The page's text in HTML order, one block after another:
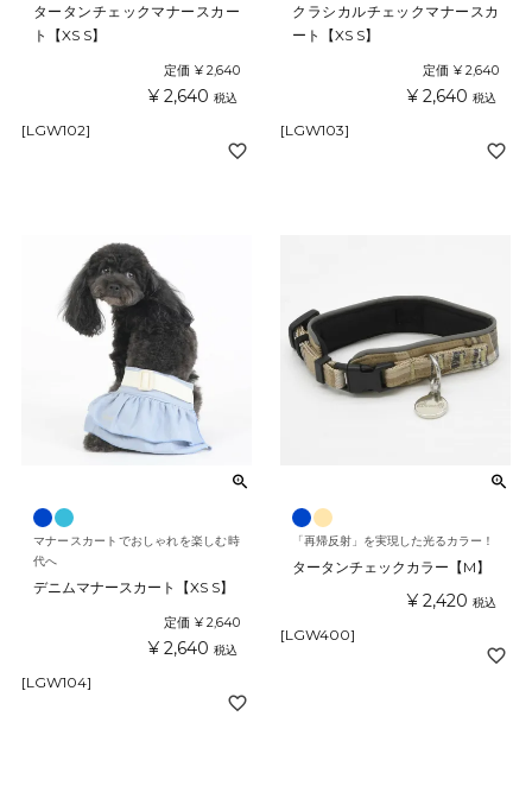
タータンチェックマナースカー
ト【XS S】
定価 ¥ 2,640
¥ 2,640 税込
[LGW102]
クラシカルチェックマナースカ
ート【XS S】
定価 ¥ 2,640
¥ 2,640 税込
[LGW103]
マナースカートでおしゃれを楽しむ時
代へ
デニムマナースカート【XS S】
定価 ¥ 2,640
¥ 2,640 税込
[LGW104]
「再帰反射」を実現した光るカラー！
タータンチェックカラー【M】
¥ 2,420 税込
[LGW400]